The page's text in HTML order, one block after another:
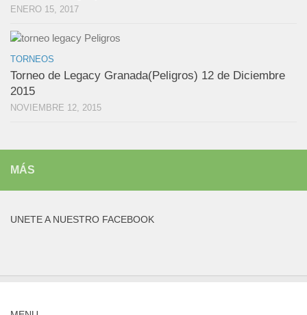
ENERO 15, 2017
TORNEOS
Torneo de Legacy Granada(Peligros) 12 de Diciembre
2015
NOVIEMBRE 12, 2015
MÁS
UNETE A NUESTRO FACEBOOK